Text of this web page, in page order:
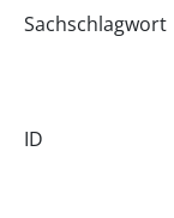
Sachschlagwort
ID